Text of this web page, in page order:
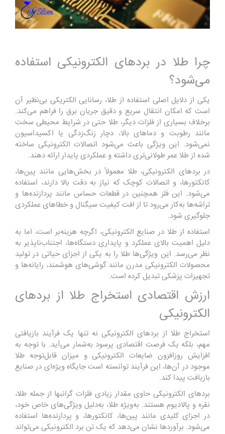
چرا طلا در بردهای الکترونیکی استفاده
می‌شود؟
یکی از دلایل اصلی استفاده از طلا، رسانایی الکتریکی بی‌نظیر آن
است که امکان انتقال سریع و دقیق جریان برق را فراهم می‌کند.
برخلاف بسیاری از فلزات دیگر، طلا حتی در شرایط محیطی سخت
مانند رطوبت و دماهای بالا، دچار زنگ‌زدگی یا اکسیداسیون
نمی‌شود. این ویژگی باعث می‌شود اتصالات الکترونیکی ساخته
شده از طلا عمر طولانی‌تری داشته و عملکردی پایدار ارائه دهند.
در بردهای الکترونیکی، طلا معمولاً در بخش‌هایی مانند پین‌ها،
کانکتورها، و اتصالات کوچک که نیاز به دقت بالا دارند، استفاده
می‌شود. این فلز همچنین در قطعات حساس مانند پردازنده‌ها و
تراشه‌ها به‌کار می‌رود تا از افت کیفیت سیگنال و خطاهای عملکردی
جلوگیری شود.
استفاده از طلا در صنایع الکترونیکی، اگرچه هزینه‌بر است، اما به
دلیل اهمیت بالای عملکرد و پایداری دستگاه‌ها، اجتناب‌ناپذیر به
نظر می‌رسد. این ویژگی‌ها طلا را به یکی از اجزای حیاتی در تولید
محصولات الکترونیکی مدرن مانند گوشی‌های هوشمند، رایانه‌ها و
تجهیزات پزشکی تبدیل کرده است.
ارزش اقتصادی استخراج طلا از بردهای
الکترونیکی
استخراج طلا از بردهای الکترونیکی نه تنها یک فرآیند بازیافتی
مهم، بلکه یک فرصت اقتصادی پرسود به‌شمار می‌آید. با توجه به
افزایش روزافزون ضایعات الکترونیکی و میزان قابل‌توجه طلا
موجود در آن‌ها، این فرآیند توانسته است جایگاه ویژه‌ای در صنایع
بازیافت پیدا کند.
بردهای الکترونیکی حاوی مقدار زیادی فلزات گرانبها از جمله طلا،
نقره و پالادیوم هستند. به‌ویژه طلا، به‌دلیل ویژگی‌های خاص خود،
در اجزای کلیدی مانند پین‌ها، کانکتورها، و پردازنده‌ها استفاده
می‌شود. برآوردها نشان می‌دهد که یک تن برد الکترونیکی می‌تواند